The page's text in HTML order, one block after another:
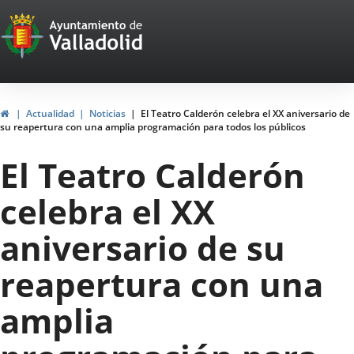
Portal
Web
del
Ayuntamiento
de
Valladolid
HomeActualidad Noticias
El Teatro Calderón celebra el XX aniversario de
su reapertura con una amplia programación para todos los públicos
El Teatro Calderón
celebra el XX
aniversario de su
reapertura con una
amplia